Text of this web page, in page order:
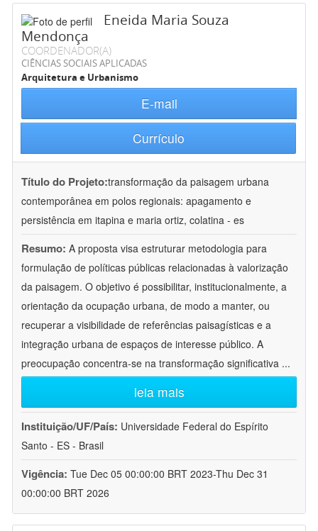
Eneida Maria Souza
Mendonça
COORDENADOR(A)
CIÊNCIAS SOCIAIS APLICADAS
Arquitetura e Urbanismo
E-mail
Currículo
Título do Projeto:transformação da paisagem urbana
contemporânea em polos regionais: apagamento e
persistência em itapina e maria ortiz, colatina - es
Resumo: A proposta visa estruturar metodologia para
formulação de políticas públicas relacionadas à valorização
da paisagem. O objetivo é possibilitar, institucionalmente, a
orientação da ocupação urbana, de modo a manter, ou
recuperar a visibilidade de referências paisagísticas e a
integração urbana de espaços de interesse público. A
preocupação concentra-se na transformação significativa ...
leia mais
Instituição/UF/País: Universidade Federal do Espírito
Santo - ES - Brasil
Vigência: Tue Dec 05 00:00:00 BRT 2023-Thu Dec 31
00:00:00 BRT 2026